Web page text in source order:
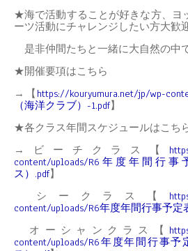
★海で活動することが好きな方、ヨ
ーツ活動にチャレンジしたい方大歓
是非仲間たちと一緒に大自然の中
★開催要項はこちら
→【 https://kouryumura.net/jp/wp-
（海洋クラブ）-1.pdf】
★各クラス年間スケジュールはこち
→ビーチクラス【
content/uploads/R6年度年間行
ス）.pdf】
シークラス【
content/uploads/R6年度年間行事予定
オーシャンクラス【
content/uploads/R6年度年間行事